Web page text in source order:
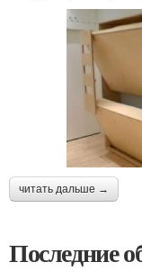
читать дальше →
Последние